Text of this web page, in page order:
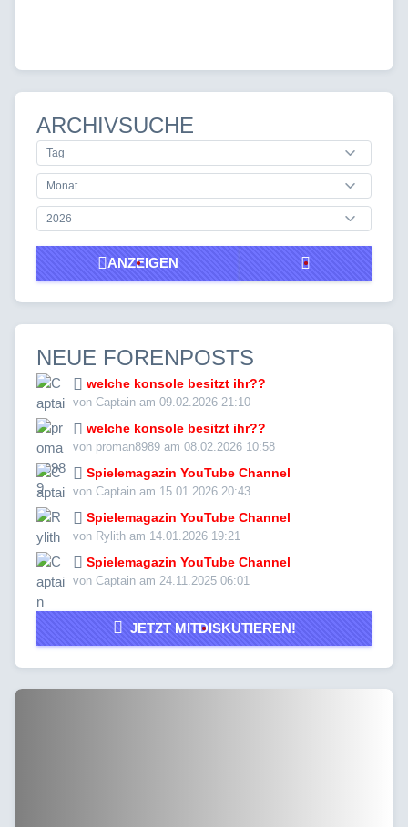
ARCHIVSUCHE
ANZEIGEN
NEUE FORENPOSTS
welche konsole besitzt ihr??
von Captain am 09.02.2026 21:10
welche konsole besitzt ihr??
von proman8989 am 08.02.2026 10:58
Spielemagazin YouTube Channel
von Captain am 15.01.2026 20:43
Spielemagazin YouTube Channel
von Rylith am 14.01.2026 19:21
Spielemagazin YouTube Channel
von Captain am 24.11.2025 06:01
JETZT MITDISKUTIEREN!